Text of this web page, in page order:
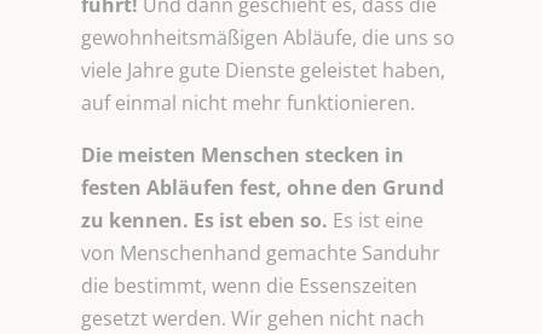
gewohnheitsmäßigen Abläufe, die uns so
viele Jahre gute Dienste geleistet haben,
auf einmal nicht mehr funktionieren.
Die meisten Menschen stecken in
festen Abläufen fest, ohne den Grund
zu kennen. Es ist eben so. Es ist eine
von Menschenhand gemachte Sanduhr
die bestimmt, wenn die Essenszeiten
gesetzt werden. Wir gehen nicht nach